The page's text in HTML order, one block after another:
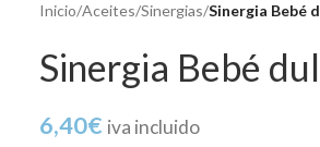
Inicio/Aceites/Sinergias/Sinergia Bebé
Sinergia Bebé
6,40€ iva incluido